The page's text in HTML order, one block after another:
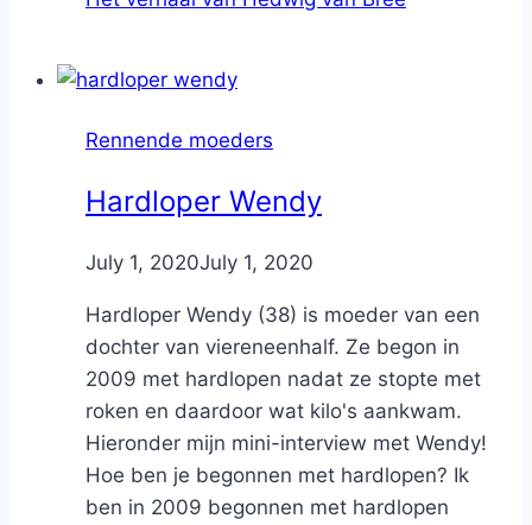
Rennende moeders
Hardloper Wendy
ByNicole
July 1, 2020July 1, 2020
Hardloper Wendy (38) is moeder van een
dochter van viereneenhalf. Ze begon in
2009 met hardlopen nadat ze stopte met
roken en daardoor wat kilo's aankwam.
Hieronder mijn mini-interview met Wendy!
Hoe ben je begonnen met hardlopen? Ik
ben in 2009 begonnen met hardlopen